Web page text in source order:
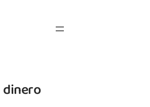
dinero